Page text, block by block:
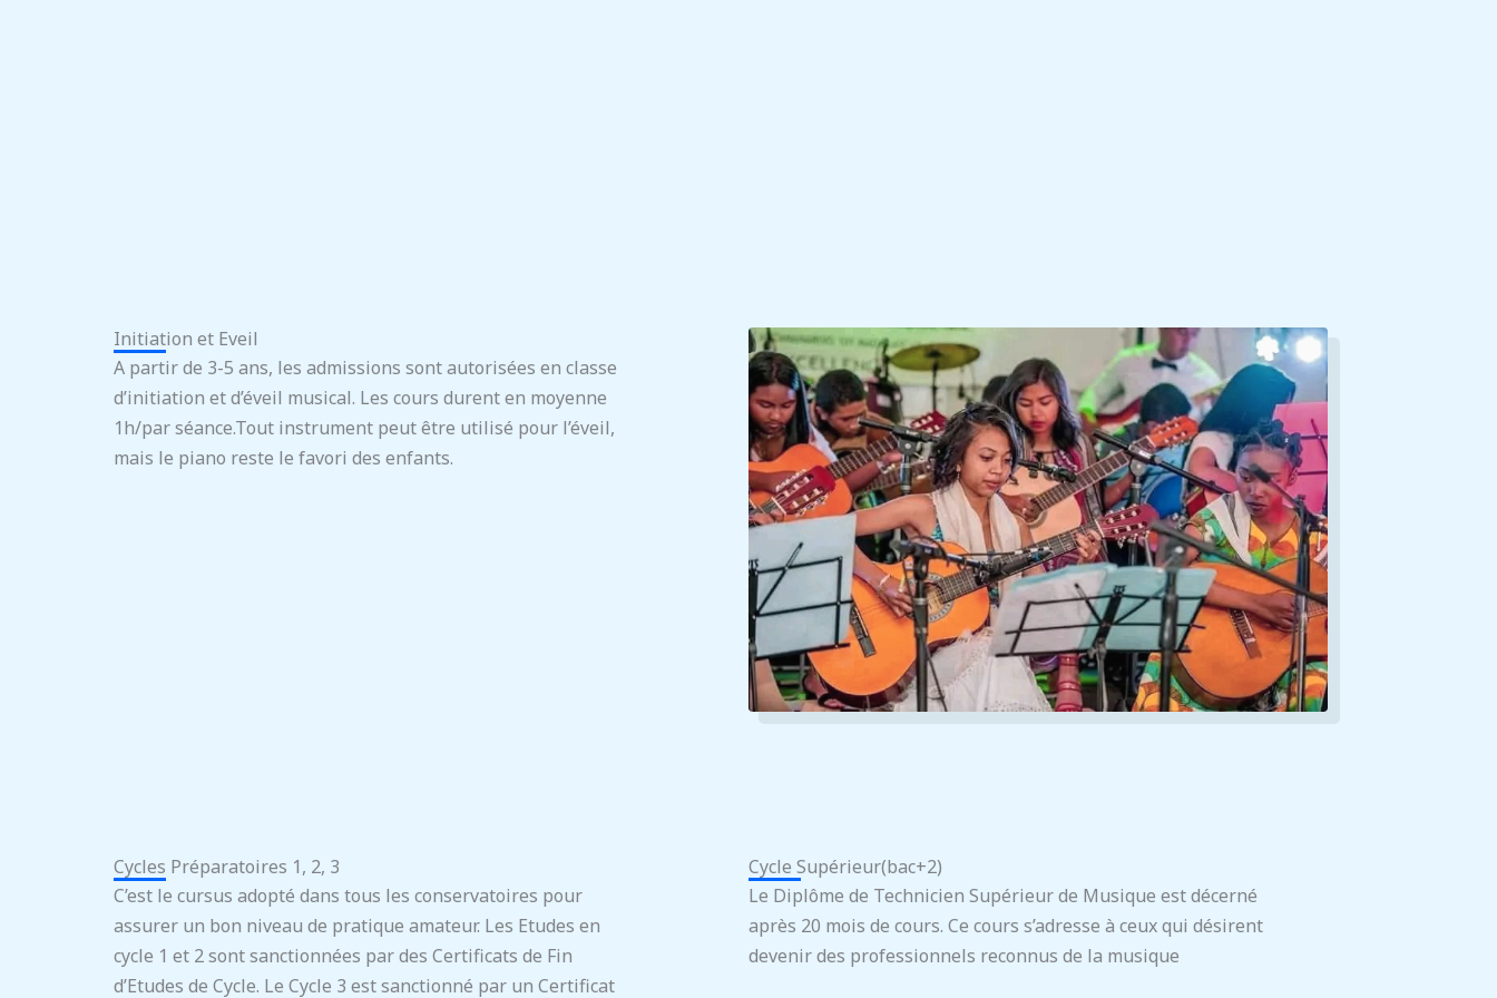
Initiation et Eveil
A partir de 3-5 ans, les admissions sont autorisées en classe
d’initiation et d’éveil musical. Les cours durent en moyenne
1h/par séance.Tout instrument peut être utilisé pour l’éveil,
mais le piano reste le favori des enfants.
Cycles Préparatoires 1, 2, 3
C’est le cursus adopté dans tous les conservatoires pour
assurer un bon niveau de pratique amateur. Les Etudes en
cycle 1 et 2 sont sanctionnées par des Certificats de Fin
d’Etudes de Cycle. Le Cycle 3 est sanctionné par un Certificat
Cycle Supérieur(bac+2)
Le Diplôme de Technicien Supérieur de Musique est décerné
après 20 mois de cours. Ce cours s’adresse à ceux qui désirent
devenir des professionnels reconnus de la musique